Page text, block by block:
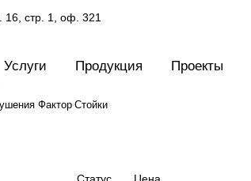
16, стр. 1, оф. 321
Услуги Продукция Проекты
ФакторСтойки
Статус Цена